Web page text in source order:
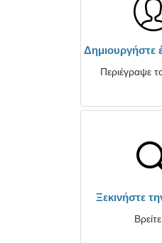
Δημιουργήστε
Περιέγραψε
Ξεκινήστε